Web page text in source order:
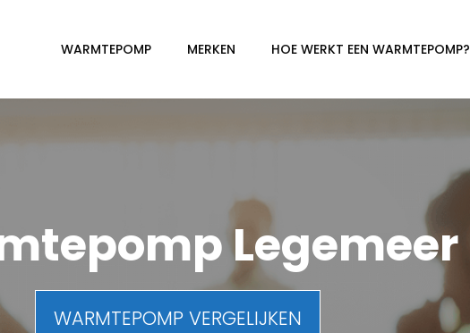
WARMTEPOMP MERKEN HOE WERKT EEN WARMTEPOMP?
Legemeer
WARMTEPOMP VERGELIJKEN